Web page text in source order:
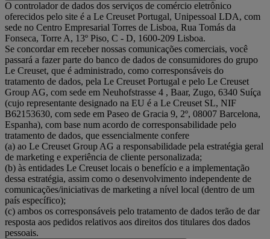
O controlador de dados dos serviços de comércio eletrônico
oferecidos pelo site é a Le Creuset Portugal, Unipessoal LDA, com
sede no Centro Empresarial Torres de Lisboa, Rua Tomás da
Fonseca, Torre A, 13º Piso, C - D, 1600-209 Lisboa.
Se concordar em receber nossas comunicações comerciais, você
passará a fazer parte do banco de dados de consumidores do grupo
Le Creuset, que é administrado, como corresponsáveis do
tratamento de dados, pela Le Creuset Portugal e pelo Le Creuset
Group AG, com sede em Neuhofstrasse 4 , Baar, Zugo, 6340 Suíça
(cujo representante designado na EU é a Le Creuset SL, NIF
B62153630, com sede em Paseo de Gracia 9, 2º, 08007 Barcelona,
Espanha), com base num acordo de corresponsabilidade pelo
tratamento de dados, que essencialmente confere
(a) ao Le Creuset Group AG a responsabilidade pela estratégia geral
de marketing e experiência de cliente personalizada;
(b) às entidades Le Creuset locais o benefício e a implementação
dessa estratégia, assim como o desenvolvimento independente de
comunicações/iniciativas de marketing a nível local (dentro de um
país específico);
(c) ambos os corresponsáveis pelo tratamento de dados terão de dar
resposta aos pedidos relativos aos direitos dos titulares dos dados
pessoais.